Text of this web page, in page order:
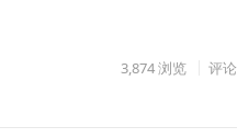
3,874浏览 评论